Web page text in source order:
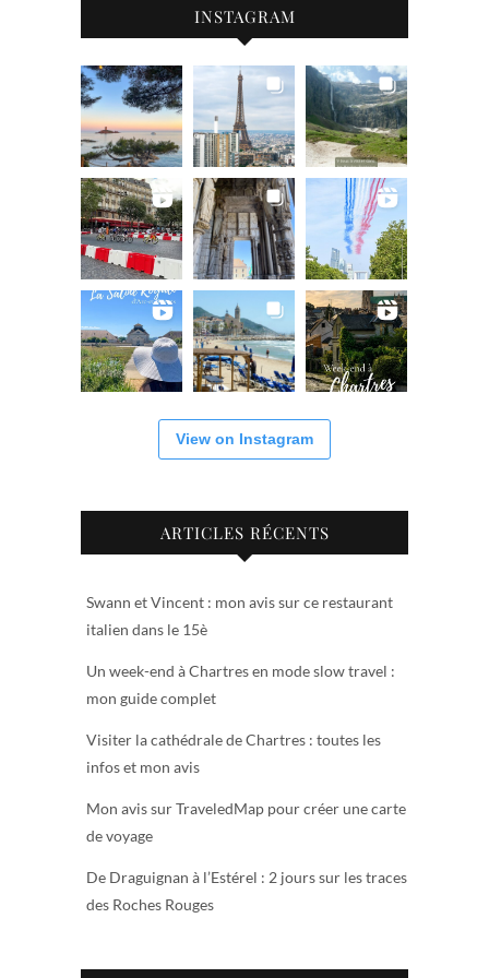
INSTAGRAM
View on Instagram
ARTICLES RÉCENTS
Swann et Vincent : mon avis sur ce restaurant
italien dans le 15è
Un week-end à Chartres en mode slow travel :
mon guide complet
Visiter la cathédrale de Chartres : toutes les
infos et mon avis
Mon avis sur TraveledMap pour créer une carte
de voyage
De Draguignan à l’Estérel : 2 jours sur les traces
des Roches Rouges